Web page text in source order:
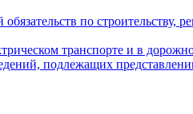
по строительству,
транспорте и в
подлежащих